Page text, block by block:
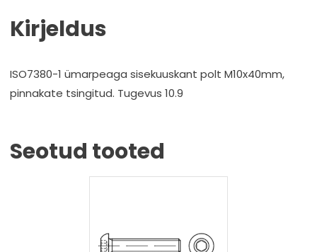
kogus
Kirjeldus
ISO7380-1 ümarpeaga sisekuuskant polt M10x40mm,
pinnakate tsingitud. Tugevus 10.9
Seotud tooted